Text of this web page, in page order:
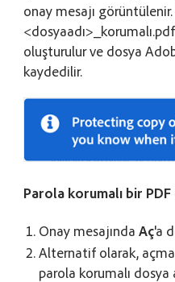
onay mesajı görüntülenir.
oluşturulur ve dosya
kaydedilir.
Parola korumalı bir PDF
Onay mesajındaAç'a
Alternatif olarak,
parola korumalı